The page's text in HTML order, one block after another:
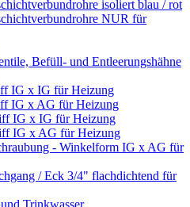
isoliert blau / rot
NUR für
Befüll- und Entleerungshähne
IG x IG für Heizung
IG x AG für Heizung
IG x IG für Heizung
IG x AG für Heizung
- Winkelform IG x AG für
/ Eck 3/4" flachdichtend für
Trinkwasser